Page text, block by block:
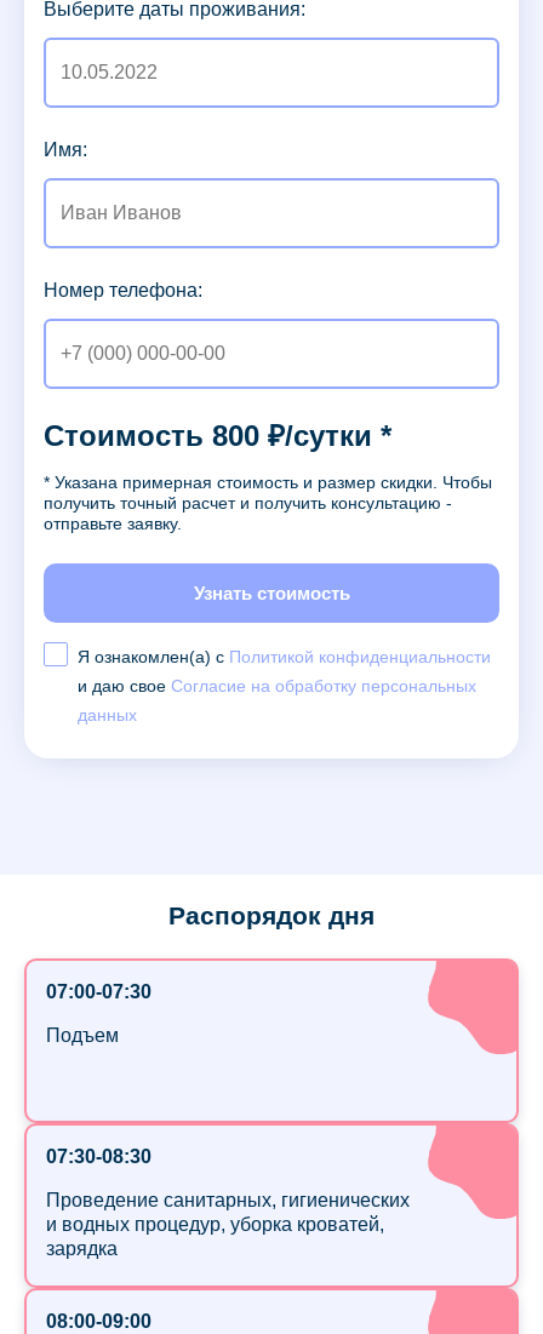
Выберите даты проживания:
Имя:
Номер телефона:
Стоимость 800 ₽/сутки *
* Указана примерная стоимость и размер скидки. Чтобы
получить точный расчет и получить консультацию -
отправьте заявку.
Узнать стоимость
Я ознакомлен(а) с Политикой конфиденциальности
и даю свое Согласие на обработку персональных
данных
Распорядок дня
07:00-07:30
Подъем
07:30-08:30
Проведение санитарных, гигиенических
и водных процедур, уборка кроватей,
зарядка
08:00-09:00